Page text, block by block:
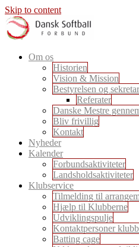
Skip to content
Dansk Softball Forbund
En sport for alle
Om os
Historien
Vision & Mission
Bestyrelsen og
Referater
Danske Mestre
Bliv frivillig
Kontakt
Nyheder
Kalender
Forbundsaktiviteter
Landsholdsaktiviteter
Klubservice
Tilmelding til
Hjælp til Klubberne
Udviklingspulje
Kontaktpersoner
Batting cage